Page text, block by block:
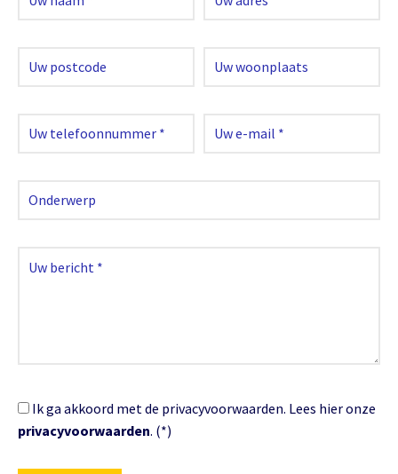
Ik ga akkoord met de privacyvoorwaarden. Lees hier onze
privacyvoorwaarden. (*)